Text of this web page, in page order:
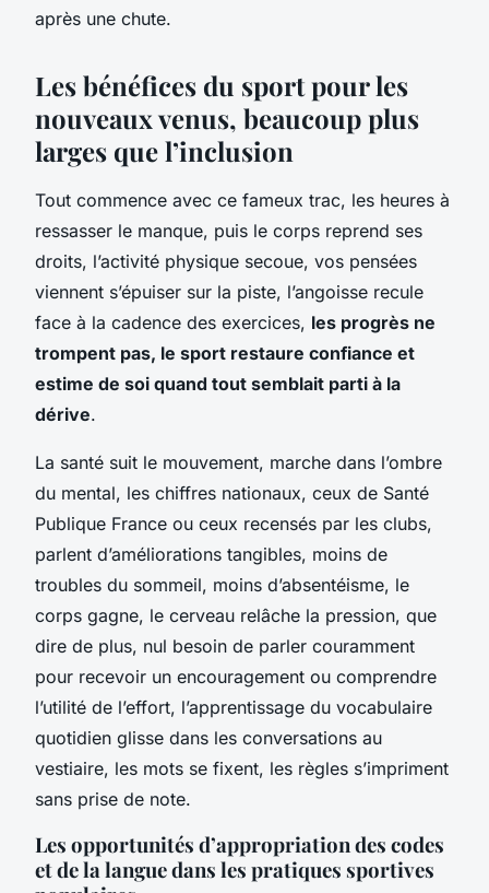
après une chute.
Les bénéfices du sport pour les
nouveaux venus, beaucoup plus
larges que l’inclusion
Tout commence avec ce fameux trac, les heures à
ressasser le manque, puis le corps reprend ses
droits, l’activité physique secoue, vos pensées
viennent s’épuiser sur la piste, l’angoisse recule
face à la cadence des exercices, les progrès ne
trompent pas, le sport restaure confiance et
estime de soi quand tout semblait parti à la
dérive.
La santé suit le mouvement, marche dans l’ombre
du mental, les chiffres nationaux, ceux de Santé
Publique France ou ceux recensés par les clubs,
parlent d’améliorations tangibles, moins de
troubles du sommeil, moins d’absentéisme, le
corps gagne, le cerveau relâche la pression, que
dire de plus, nul besoin de parler couramment
pour recevoir un encouragement ou comprendre
l’utilité de l’effort, l’apprentissage du vocabulaire
quotidien glisse dans les conversations au
vestiaire, les mots se fixent, les règles s’impriment
sans prise de note.
Les opportunités d’appropriation des codes
et de la langue dans les pratiques sportives